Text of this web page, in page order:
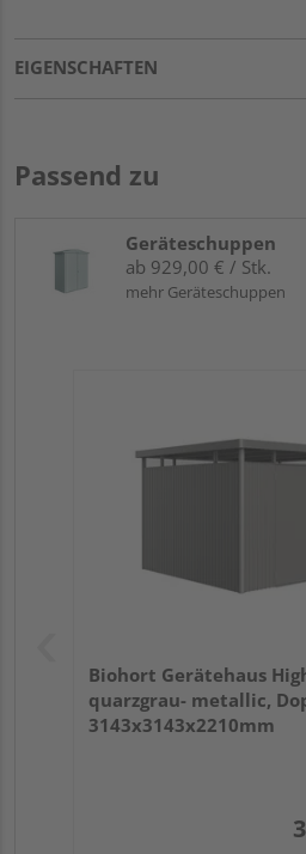
EIGENSCHAFTEN
Passend zu
Geräteschuppen
ab 929,00 € / Stk.
mehr Geräteschuppen
Biohort Gerätehaus
quarzgrau- metallic,
3143x3143x2210mm